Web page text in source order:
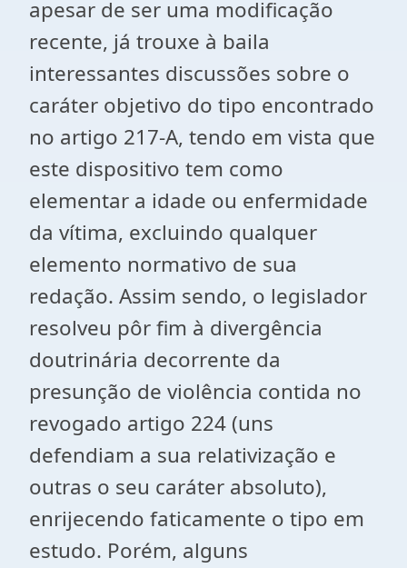
apesar de ser uma modificação
recente, já trouxe à baila
interessantes discussões sobre o
caráter objetivo do tipo encontrado
no artigo 217-A, tendo em vista que
este dispositivo tem como
elementar a idade ou enfermidade
da vítima, excluindo qualquer
elemento normativo de sua
redação. Assim sendo, o legislador
resolveu pôr fim à divergência
doutrinária decorrente da
presunção de violência contida no
revogado artigo 224 (uns
defendiam a sua relativização e
outras o seu caráter absoluto),
enrijecendo faticamente o tipo em
estudo. Porém, alguns